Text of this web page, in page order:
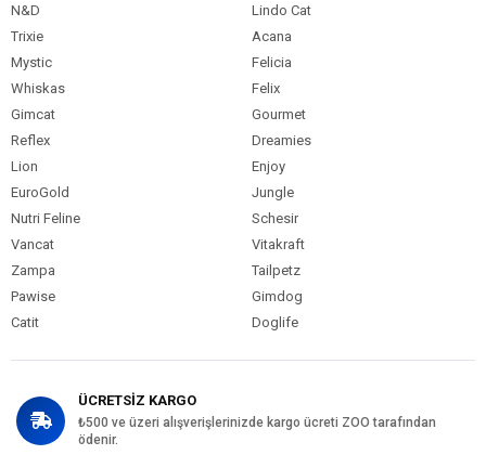
N&D
Lindo Cat
Trixie
Acana
Mystic
Felicia
Whiskas
Felix
Gimcat
Gourmet
Reflex
Dreamies
Lion
Enjoy
EuroGold
Jungle
Nutri Feline
Schesir
Vancat
Vitakraft
Zampa
Tailpetz
Pawise
Gimdog
Catit
Doglife
ÜCRETSİZ KARGO
₺500 ve üzeri alışverişlerinizde kargo ücreti ZOO tarafından
ödenir.